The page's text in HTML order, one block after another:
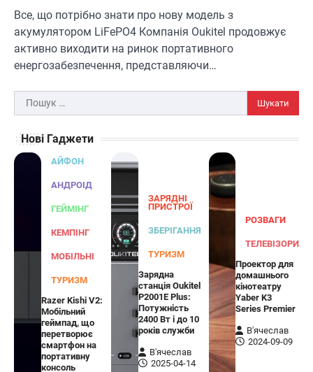
Все, що потрібно знати про нову модель з
акумулятором LiFePO4 Компанія Oukitel продовжує
активно виходити на ринок портативного
енергозабезпечення, представляючи…
Пошук:
Нові Гаджети
АЙФОН
АНДРОІД
ГЕЙМІНГ
КЕМПІНГ
МОБІЛЬНІ
ТУРИЗМ
Razer Kishi V2:
Мобільний
геймпад, що
перетворює
смартфон на
портативну
консоль
ЗАРЯДНІ
ПРИСТРОЇ
ЗБЕРІГАННЯ
ТУРИЗМ
Зарядна
станція Oukitel
P2001E Plus:
Потужність
2400 Вт і до 10
років служби
В'ячеслав
2025-04-14
РОЗВАГИ
ТЕЛЕВІЗОРИ
Проектор для
домашнього
кінотеатру
Yaber K3
Series Premier
В'ячеслав
2024-09-09
3
AiDot Linkind — це розумні сонячні
прожектори, які забезпечують ефективне
освітлення вашого подвір'я, саду або…
ЗАРЯДНІ ПРИСТРОЇ
Joyroom JR-TCW02 на 65 Вт
Joyroom JR-TCW02 — це універсальний
дорожній адаптер потужністю 65 Вт,
розроблений для заряджання ваших
ГЕЙМІНГ
Бездротовий контролер 8BitDo Lite
SE 2.4G для Xbox
В'ячеслав 2024-09-03
8BitDo Lite SE 2.4G — це компактний
бездротовий контролер, розроблений
спеціально для Xbox. Завдяки своєму…
АУДІО КОЛОНКИ
Бездротова колонка LG XBOOM Go